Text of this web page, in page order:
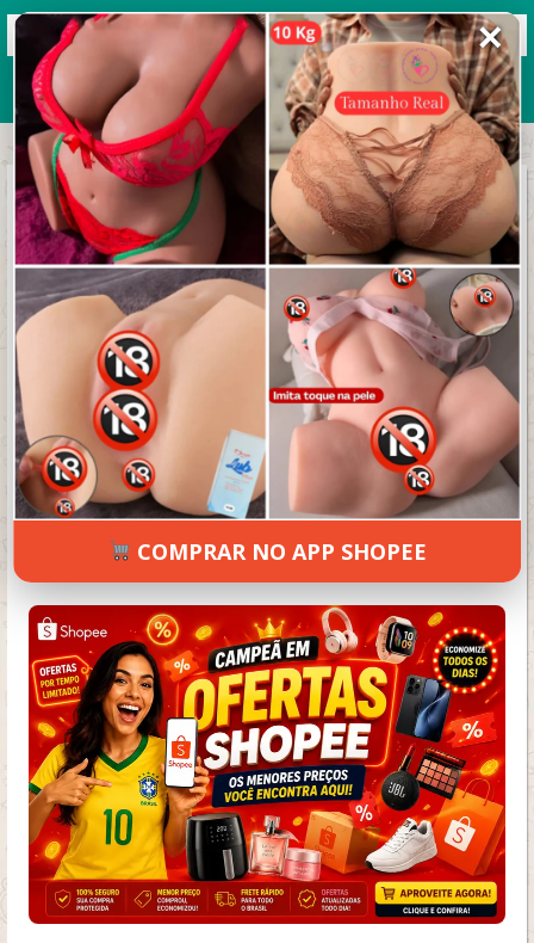
Grupos de WhatsApp 2026
+ Enviar grupo
[ ]³❦𝐄𝐛❦|| 𝐕𝐚𝐥𝐞𝐧𝐭𝐞
4.8/5 (9 avaliações)
✕
COMPRAR NO APP SHOPEE